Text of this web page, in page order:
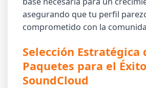
asegurando que tu perfil
comprometido con la
Selección Estratégica
Paquetes para el
SoundCloud